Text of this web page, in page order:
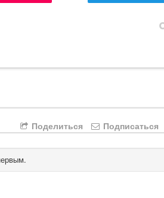
Подписаться
Поделиться